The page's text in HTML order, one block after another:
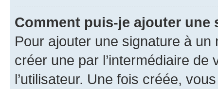
Comment puis-je ajouter une
Pour ajouter une signature à un
créer une par l’intermédiaire
l’utilisateur. Une fois créée,